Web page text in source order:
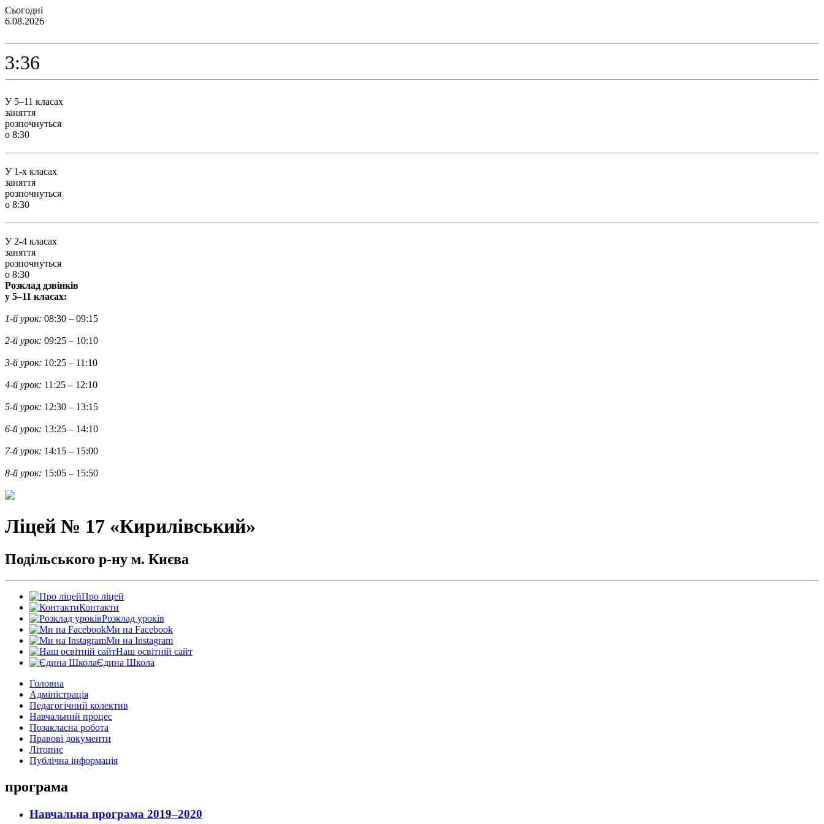
Сьогодні
6.08.2026
3:36
У 5–11 класах
заняття
розпочнуться
о 8:30
У 1-х класах
заняття
розпочнуться
о 8:30
У 2-4 класах
заняття
розпочнуться
о 8:30
Розклад дзвінків
у 5–11 класах:
1-й урок: 08:30 – 09:15
2-й урок: 09:25 – 10:10
3-й урок: 10:25 – 11:10
4-й урок: 11:25 – 12:10
5-й урок: 12:30 – 13:15
6-й урок: 13:25 – 14:10
7-й урок: 14:15 – 15:00
8-й урок: 15:05 – 15:50
Ліцей № 17 «Кирилівський»
Подільського р-ну м. Києва
Про ліцей
Контакти
Розклад уроків
Ми на Facebook
Ми на Instagram
Наш освітній сайт
Єдина Школа
Головна
Адміністрація
Педагогічний колектив
Навчальний процес
Позакласна робота
Правові документи
Літопис
Публічна інформація
програма
Навчальна програма 2019–2020